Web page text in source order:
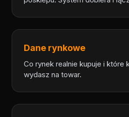
Dane rynkowe
Co rynek realnie kupuje i które
wydasz na towar.